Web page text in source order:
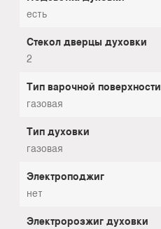
есть
Стекол дверцы духовки
2
Тип варочной поверхности
газовая
Тип духовки
газовая
Электроподжиг
нет
Электророзжиг духовки